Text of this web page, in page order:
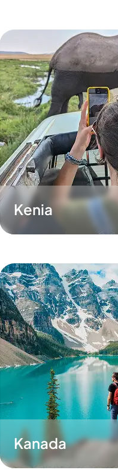
Kenia
Kanada